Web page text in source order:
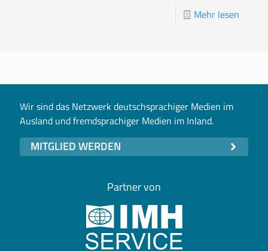
Mehr lesen
Wir sind das Netzwerk deutschsprachiger Medien im
Ausland und fremdsprachiger Medien im Inland.
MITGLIED WERDEN
Partner von